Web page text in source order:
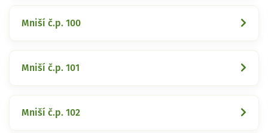
Mniší č.p. 100
Mniší č.p. 101
Mniší č.p. 102